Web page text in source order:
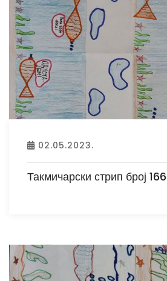
02.05.2023.
Такмичарски стрип број 166